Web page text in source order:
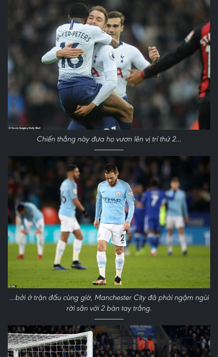
Chiến thắng này đưa họ vươn lên vị trí thứ 2...
...bởi ở trận đấu cùng giờ, Manchester City đã phải ngậm ngùi
rời sân với 2 bàn tay trắng.